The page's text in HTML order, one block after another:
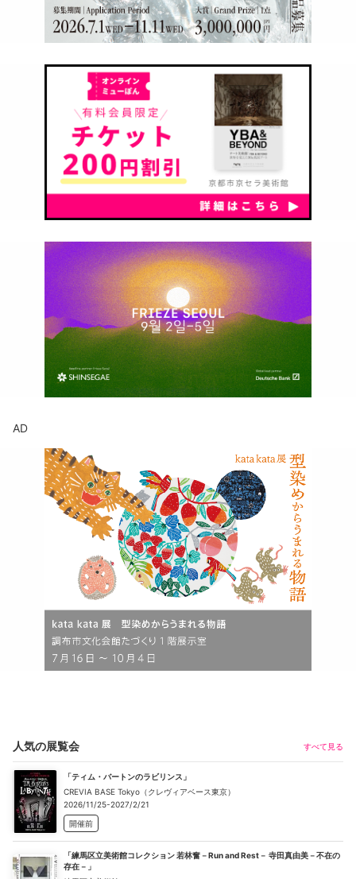
AD
人気の展覧会 すべて見る
「ティム・バートンのラビリンス」
CREVIA BASE Tokyo（クレヴィアベース東京）
2026/11/25-2027/2/21
開催前
「練馬区立美術館コレクション 若林奮－Run and Rest－ 寺田真由美－不在の
存在－」